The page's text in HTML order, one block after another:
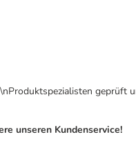
geprüft
unseren Kundenservice!